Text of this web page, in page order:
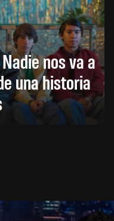
nos va a
una historia